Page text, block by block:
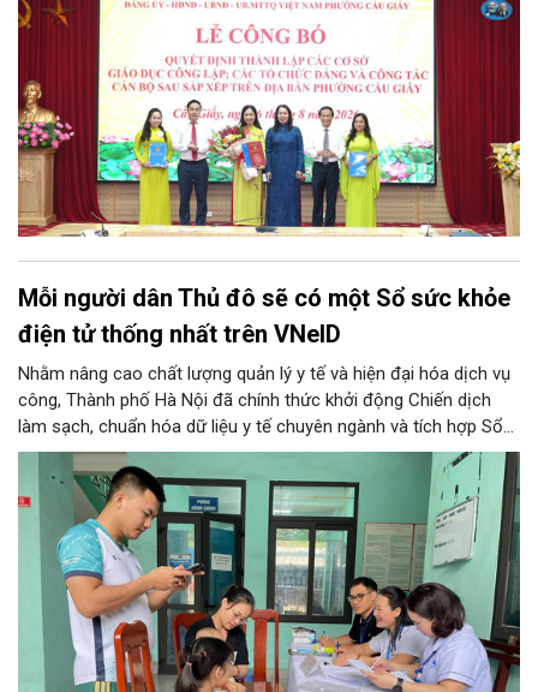
Mỗi người dân Thủ đô sẽ có một Sổ sức khỏe
điện tử thống nhất trên VNeID
Nhằm nâng cao chất lượng quản lý y tế và hiện đại hóa dịch vụ
công, Thành phố Hà Nội đã chính thức khởi động Chiến dịch
làm sạch, chuẩn hóa dữ liệu y tế chuyên ngành và tích hợp Sổ
sức khỏe điện tử trên ứng dụng VNeID. Chương trình trọng điểm
này hứa hẹn giúp mỗi người dân Thủ đô làm chủ một hồ sơ sức
khỏe điện tử duy nhất, cho phép theo dõi và chăm sóc sức
khỏe toàn diện theo vòng đời trên không gian mạng.